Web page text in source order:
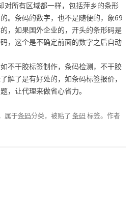
对所有区域都一样，包括萍乡的条形
。条码的数字，也不是随便的，象69
，如果国外企业的，开头的条形码是
，这个是不确定前面的数字之后自动
不干胶标签制作，条码检测，不干胶
解了是有好处的，如条码标签报价，
，让代理来做省心省力。
属于条码分类，被贴了 条码 标签。 作者